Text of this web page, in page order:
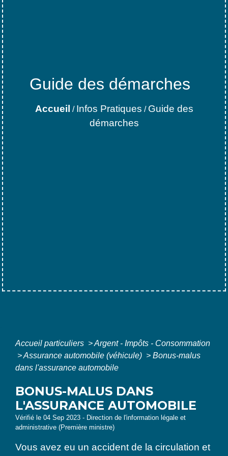
Guide des démarches
Accueil / Infos Pratiques / Guide des
démarches
Accueil particuliers >Argent - Impôts - Consommation
>Assurance automobile (véhicule) > Bonus-malus
dans l'assurance automobile
BONUS-MALUS DANS
L'ASSURANCE AUTOMOBILE
Vérifié le 04 Sep 2023 - Direction de l'information légale et
administrative (Première ministre)
Vous avez eu un accident de la circulation et